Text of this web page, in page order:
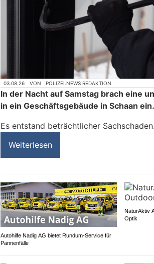
03.08.26 VON POLIZEI.NEWS REDAKTION
In der Nacht auf Samstag brach eine
in ein Geschäftsgebäude in Schaan ein.
Es entstand beträchtlicher Sachschaden.
Weiterlesen
Autohilfe Nadig AG bietet Rundum‑Service für
Pannenfälle
NaturAktiv
Optik